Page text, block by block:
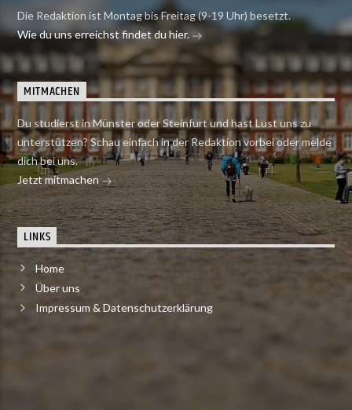
Die Redaktion ist Montag bis Freitag (9-19 Uhr) besetzt.
Wie du uns erreichst findet du hier.
MITMACHEN
Du studierst in Münster oder Steinfurt und hast Lust uns zu
unterstützen? Schau einfach in der Redaktion vorbei oder melde
dich bei uns.
Jetzt mitmachen
LINKS
Home
Über uns
Impressum & Datenschutzerklärung